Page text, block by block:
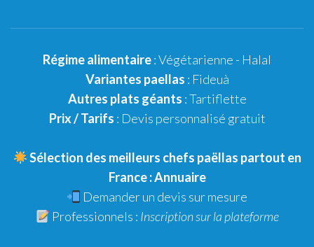
Régime alimentaire:Végétarienne - Halal
Variantes paellas : Fideuà
Autres plats géants : Tartiflette
Prix / Tarifs : Devis personnalisé gratuit
Sélection des meilleurs chefs paëllas partout en
France :Annuaire
Demander un devis sur mesure
Professionnels : Inscription sur la plateforme